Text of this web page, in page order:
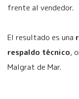
frente al vendedor.
El resultado es una
respaldo técnico,
Malgrat de Mar.